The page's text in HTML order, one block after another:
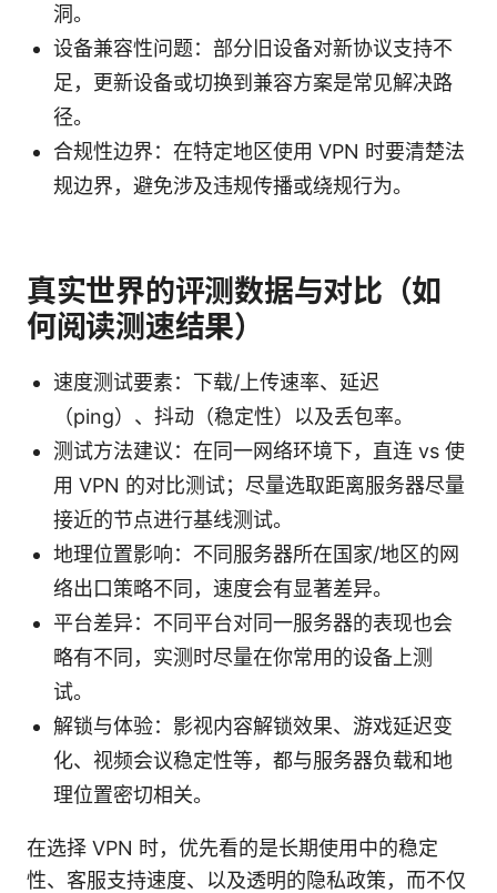
洞。
设备兼容性问题：部分旧设备对新协议支持不
足，更新设备或切换到兼容方案是常见解决路
径。
合规性边界：在特定地区使用 VPN 时要清楚法
规边界，避免涉及违规传播或绕规行为。
真实世界的评测数据与对比（如
何阅读测速结果）
速度测试要素：下载/上传速率、延迟
（ping）、抖动（稳定性）以及丢包率。
测试方法建议：在同一网络环境下，直连 vs 使
用 VPN 的对比测试；尽量选取距离服务器尽量
接近的节点进行基线测试。
地理位置影响：不同服务器所在国家/地区的网
络出口策略不同，速度会有显著差异。
平台差异：不同平台对同一服务器的表现也会
略有不同，实测时尽量在你常用的设备上测
试。
解锁与体验：影视内容解锁效果、游戏延迟变
化、视频会议稳定性等，都与服务器负载和地
理位置密切相关。
在选择 VPN 时，优先看的是长期使用中的稳定
性、客服支持速度、以及透明的隐私政策，而不仅